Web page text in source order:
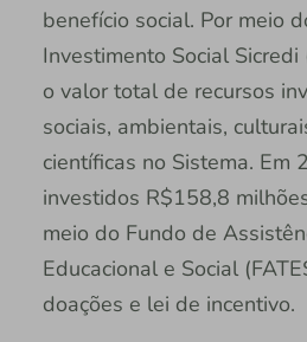
benefício social. Por meio
Investimento Social Sicredi
o valor total de recursos
sociais, ambientais,
científicas no Sistema. Em
investidos R$158,8
meio do Fundo de
Educacional e Social
doações e lei de incentivo.